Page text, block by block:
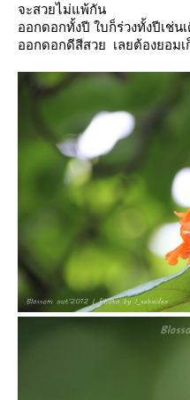
จะสวยไม่แพ้กัน
ออกดอกทั้งปี ใบก็ร่วงทั้งปีเช่น
ออกดอกดีสีสวย เลยต้องยอม